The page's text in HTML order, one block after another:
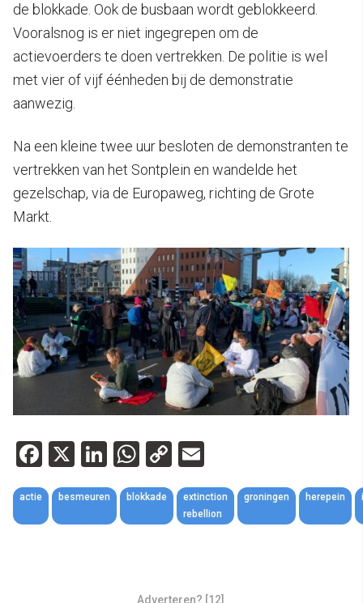
de blokkade. Ook de busbaan wordt geblokkeerd.
Vooralsnog is er niet ingegrepen om de
actievoerders te doen vertrekken. De politie is wel
met vier of vijf éénheden bij de demonstratie
aanwezig.
Na een kleine twee uur besloten de demonstranten te
vertrekken van het Sontplein en wandelde het
gezelschap, via de Europaweg, richting de Grote
Markt.
Facebook
X LinkedIn
WhatsApp
Copy
Link
actie besmeuren blokkade
extinction
rebellion
groningen herepein
Adverteren? [12]